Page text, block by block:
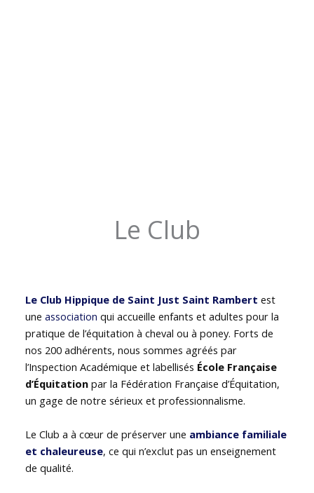
Le Club
Le Club Hippique de Saint Just Saint Rambert est
uneassociation qui accueille enfants et adultes pour la
pratique de l’équitation à cheval ou à poney. Forts de
nos 200 adhérents, nous sommes agréés par
l’Inspection Académique et labellisés École Française
d’Équitation par la Fédération Française d’Équitation,
un gage de notre sérieux et professionnalisme.
Le Club a à cœur de préserver une ambiance familiale
et chaleureuse, ce qui n’exclut pas un enseignement
de qualité.